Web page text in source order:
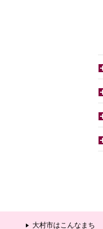
大村市はこんなまち